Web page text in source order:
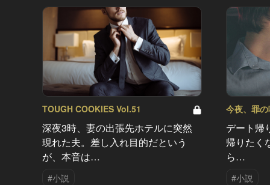
TOUGH COOKIES Vol.51
深夜3時、妻の出張先ホテルに突然
現れた夫。差し入れ目的だという
が、本音は…
#小説
今夜、罪
デート帰
帰りたく
ら…
#小説